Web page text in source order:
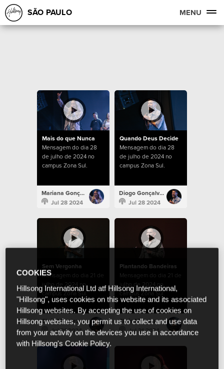
SÃO PAULO MENU
Mais do que Nunca
Mensagem do dia 28
de julho de 2024 no
campus Zona Sul.
Mariana Gonçalves
Jul 28 2024
Quando Deus Decide
Mensagem do dia 28
de julho de 2024 no
campus Zona Sul.
Diogo Gonçalves
Jul 28 2024
Sem Vergonha
Mensagem do dia 21 de
julho de 2024 no
campus Zona Sul.
Chris Mendez
Jul 21 2024
Plantando Bandeiras
Mensagem do dia 21 de
julho de 2024 no
campus Zona Sul.
Chris Mendez
Jul 21 2024
COOKIES
Hillsong International Ltd atf Hillsong International,
"Hillsong", uses cookies on this website and its associated
Hillsong websites. By accepting the use of cookies on
Hillsong websites, you permit us to collect and use data
from your activity on the devices you use in accordance
with Hillsong's Cookie Policy.